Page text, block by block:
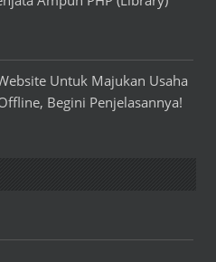
Untuk Majukan Usaha
Begini Penjelasannya!